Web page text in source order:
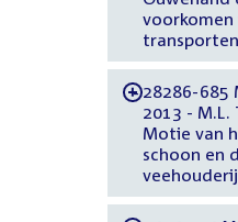
voorkomen
transporten
-28286-685
2013 -
Motie van
schoon en
veehouderij